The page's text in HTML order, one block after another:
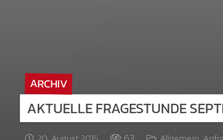
ARCHIV
AKTUELLE FRAGESTUNDE